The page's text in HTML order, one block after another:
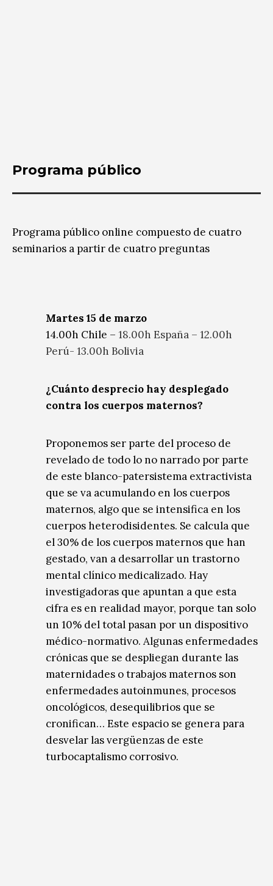
Programa público
Programa público online compuesto de cuatro
seminarios a partir de cuatro preguntas
Martes 15 de marzo
14.00h Chile – 18.00h España – 12.00h
Perú- 13.00h Bolivia
¿Cuánto desprecio hay desplegado
contra los cuerpos maternos?
Proponemos ser parte del proceso de
revelado de todo lo no narrado por parte
de este blanco-patersistema extractivista
que se va acumulando en los cuerpos
maternos, algo que se intensifica en los
cuerpos heterodisidentes. Se calcula que
el 30% de los cuerpos maternos que han
gestado, van a desarrollar un trastorno
mental clínico medicalizado. Hay
investigadoras que apuntan a que esta
cifra es en realidad mayor, porque tan solo
un 10% del total pasan por un dispositivo
médico-normativo. Algunas enfermedades
crónicas que se despliegan durante las
maternidades o trabajos maternos son
enfermedades autoinmunes, procesos
oncológicos, desequilibrios que se
cronifican… Este espacio se genera para
desvelar las vergüenzas de este
turbocaptalismo corrosivo.